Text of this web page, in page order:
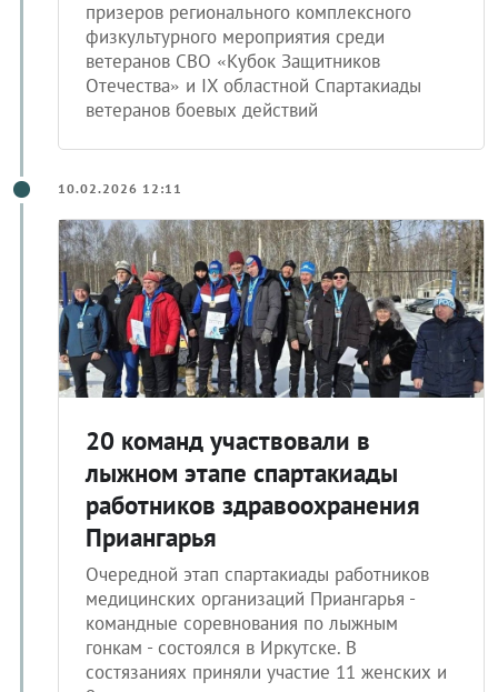
призеров регионального комплексного
физкультурного мероприятия среди
ветеранов СВО «Кубок Защитников
Отечества» и IX областной Спартакиады
ветеранов боевых действий
10.02.2026 12:11
20 команд участвовали в
лыжном этапе спартакиады
работников здравоохранения
Приангарья
Очередной этап спартакиады работников
медицинских организаций Приангарья -
командные соревнования по лыжным
гонкам - состоялся в Иркутске. В
состязаниях приняли участие 11 женских и